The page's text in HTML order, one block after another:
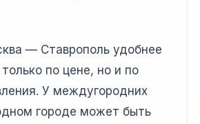
— Ставрополь удобнее
по цене, но и по
У междугородних
городе может быть